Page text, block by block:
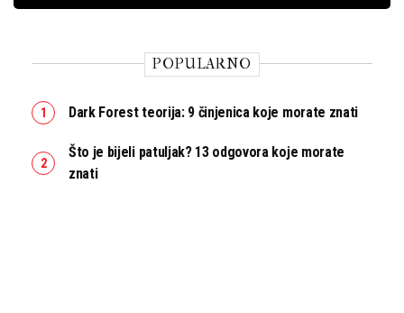
POPULARNO
Dark Forest teorija: 9 činjenica koje morate znati
Što je bijeli patuljak? 13 odgovora koje morate
znati